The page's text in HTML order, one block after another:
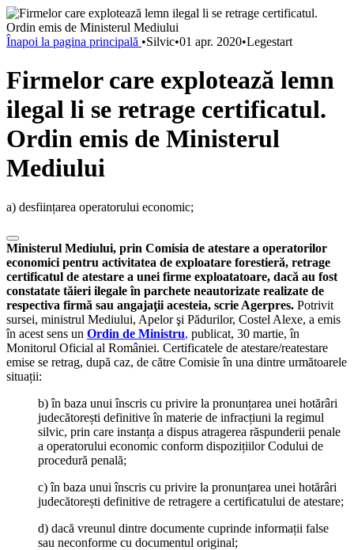
Înapoi la pagina principală •Silvic•01 apr. 2020•Legestart
Firmelor care explotează lemn
ilegal li se retrage certificatul.
Ordin emis de Ministerul
Mediului
a) desființarea operatorului economic;
Ministerul Mediului, prin Comisia de atestare a operatorilor
economici pentru activitatea de exploatare forestieră, retrage
certificatul de atestare a unei firme exploatatoare, dacă au fost
constatate tăieri ilegale în parchete neautorizate realizate de
respectiva firmă sau angajaţii acesteia, scrie Agerpres. Potrivit
sursei, ministrul Mediului, Apelor şi Pădurilor, Costel Alexe, a emis
în acest sens un Ordin de Ministru, publicat, 30 martie, în
Monitorul Oficial al României. Certificatele de atestare/reatestare
emise se retrag, după caz, de către Comisie în una dintre următoarele
situații:
b) în baza unui înscris cu privire la pronunțarea unei hotărâri
judecătorești definitive în materie de infracțiuni la regimul
silvic, prin care instanța a dispus atragerea răspunderii penale
a operatorului economic conform dispozițiilor Codului de
procedură penală;
c) în baza unui înscris cu privire la pronunțarea unei hotărâri
judecătorești definitive de retragere a certificatului de atestare;
d) dacă vreunul dintre documente cuprinde informații false
sau neconforme cu documentul original;